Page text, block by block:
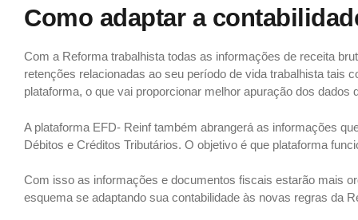
Como adaptar a
Com a Reforma trabalhista todas as informações de receita
retenções relacionadas ao seu período de vida trabalhista tais
plataforma, o que vai proporcionar melhor apuração dos dados
A plataforma EFD- Reinf também abrangerá as informações
Débitos e Créditos Tributários. O objetivo é que plataforma
Com isso as informações e documentos fiscais estarão mais
esquema se adaptando sua contabilidade às novas regras da